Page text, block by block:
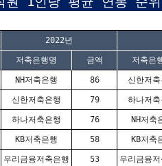
2022년
저축은행명 금액 저축은
NH저축은행 86 신한저
신한저축은행 79 하나저
하나저축은행 76 NH저축
KB저축은행 58 KB저축
우리금융저축은행 53 우리금융